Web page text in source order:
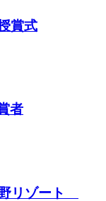
賞式
者
野リゾート